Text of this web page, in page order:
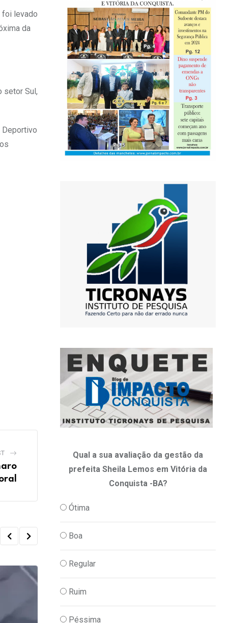
foi levado
da
setor Sul,
Deportivo
Qual a sua avaliação da gestão da
prefeita Sheila Lemos em Vitória da
Conquista -BA?
Ótima
Boa
Regular
Ruim
Péssima